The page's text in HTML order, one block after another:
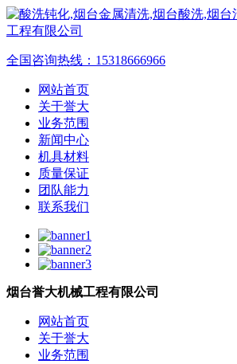
全国咨询热线： 15318666966
网站首页
关于誉大
业务范围
新闻中心
机具材料
质量保证
团队能力
联系我们
烟台誉大机械工程有限公司
网站首页
关于誉大
业务范围